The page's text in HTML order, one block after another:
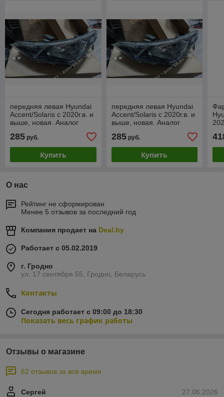
передняя левая Hyundai
Accent/Solaris с 2020г.в. и
выше, новая. Аналог
285 руб.
Купить
передняя левая Hyundai
Accent/Solaris с 2020г.в. и
выше, новая. Аналог
285руб.
Купить
О нас
Рейтинг не сформирован
Менее 5 отзывов за последний год
Компания продает на Deal.by
Работает с 05.02.2019
г. Гродно
ул. 17 сентября 55, Гродно, Беларусь
Контакты
Сегодня работает с 09:00 до 18:30
Показать весь график работы
Отзывы о магазине
62 отзывов за всё время
27.06.2026
Сергей